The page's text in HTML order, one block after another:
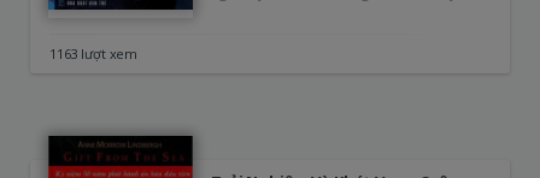
1163 lượt xem